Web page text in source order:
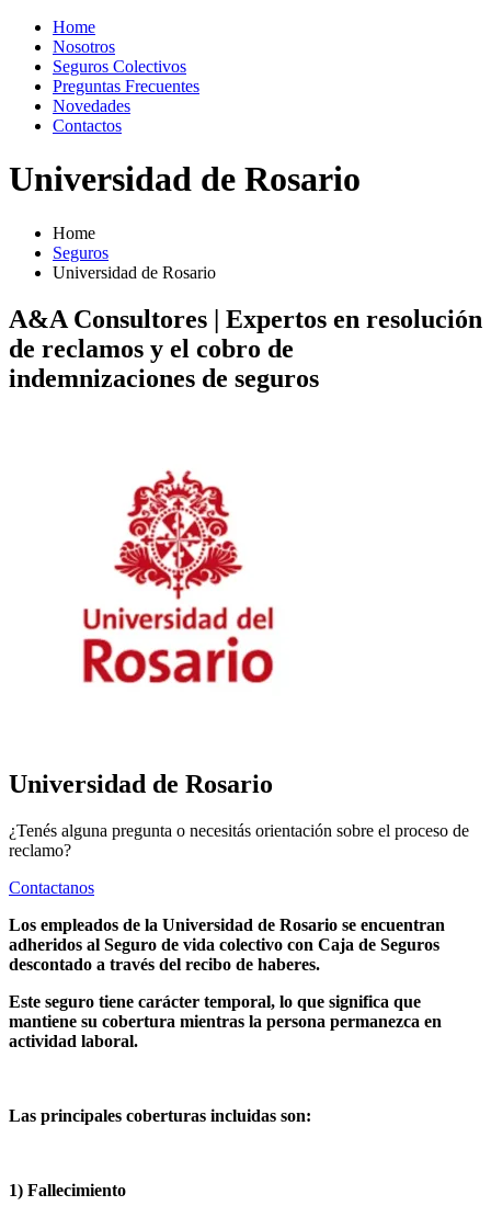
Home
Nosotros
Seguros Colectivos
Preguntas Frecuentes
Novedades
Contactos
Universidad de Rosario
Home
Seguros
Universidad de Rosario
A&A Consultores | Expertos en resolución
de reclamos y el cobro de
indemnizaciones de seguros
Universidad de Rosario
¿Tenés alguna pregunta o necesitás orientación sobre el proceso de
reclamo?
Contactanos
Los empleados de la Universidad de Rosario se encuentran
adheridos al Seguro de vida colectivo con Caja de Seguros
descontado a través del recibo de haberes.
Este seguro tiene carácter temporal, lo que significa que
mantiene su cobertura mientras la persona permanezca en
actividad laboral.
Las principales coberturas incluidas son:
1) Fallecimiento